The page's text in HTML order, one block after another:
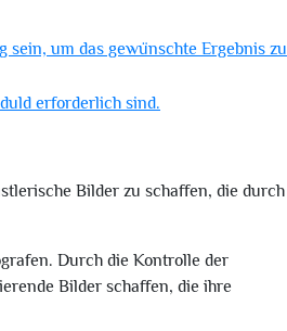
um das gewünschte Ergebnis zu
erforderlich sind.
Bilder zu schaffen, die durch
Durch die Kontrolle der
Bilder schaffen, die ihre